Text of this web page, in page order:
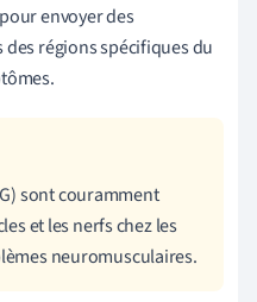
envoyer des
régions spécifiques du
sont couramment
et les nerfs chez les
neuromusculaires.